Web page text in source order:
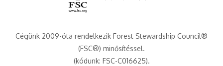
Cégünk 2009-óta rendelkezik Forest Stewardship Council®
(FSC®) minősítéssel.
(kódunk: FSC-C016625).